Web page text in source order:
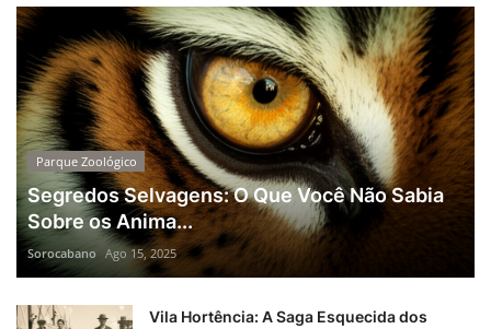
Parque Zoológico
Segredos Selvagens: O Que Você Não Sabia
Sobre os Anima...
Sorocabano Ago 15, 2025
Vila Hortência: A Saga Esquecida dos